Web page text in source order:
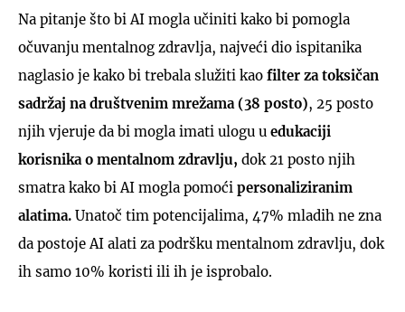
Na pitanje što bi AI mogla učiniti kako bi pomogla
očuvanju mentalnog zdravlja, najveći dio ispitanika
naglasio je kako bi trebala služiti kao filter za toksičan
sadržaj na društvenim mrežama (38 posto), 25 posto
njih vjeruje da bi mogla imati ulogu u edukaciji
korisnika o mentalnom zdravlju, dok 21 posto njih
smatra kako bi AI mogla pomoći personaliziranim
alatima. Unatoč tim potencijalima, 47% mladih ne zna
da postoje AI alati za podršku mentalnom zdravlju, dok
ih samo 10% koristi ili ih je isprobalo.